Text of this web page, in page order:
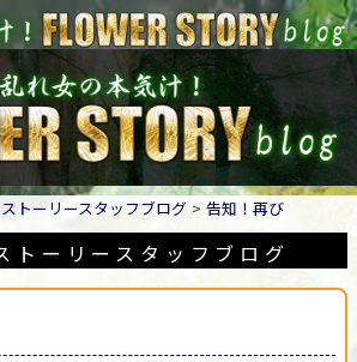
トーリースタッフブログ 告知！再び
トーリースタッフブログ